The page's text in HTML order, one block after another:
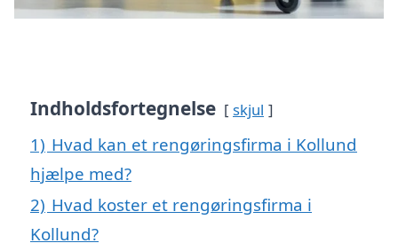
Indholdsfortegnelse skjul
1) Hvad kan et rengøringsfirma i Kollund
hjælpe med?
2) Hvad koster et rengøringsfirma i
Kollund?